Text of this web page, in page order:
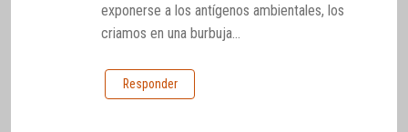
exponerse a los antígenos ambientales, los
criamos en una burbuja…
Responder